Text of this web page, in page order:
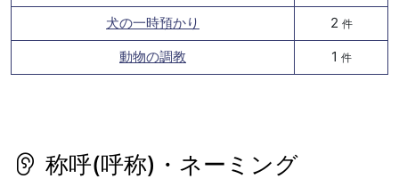
犬の一時預かり 2 件
動物の調教 1 件
称呼(呼称)・ネーミング